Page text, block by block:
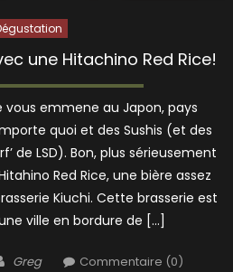
une Hitachino Red Rice!
vous emmene au Japon, pays
quoi et des Sushis (et des
de LSD). Bon, plus sérieusement
Red Rice, une bière assez
Kiuchi. Cette brasserie est
ville en bordure de […]
Author
Greg Commentaire (0)